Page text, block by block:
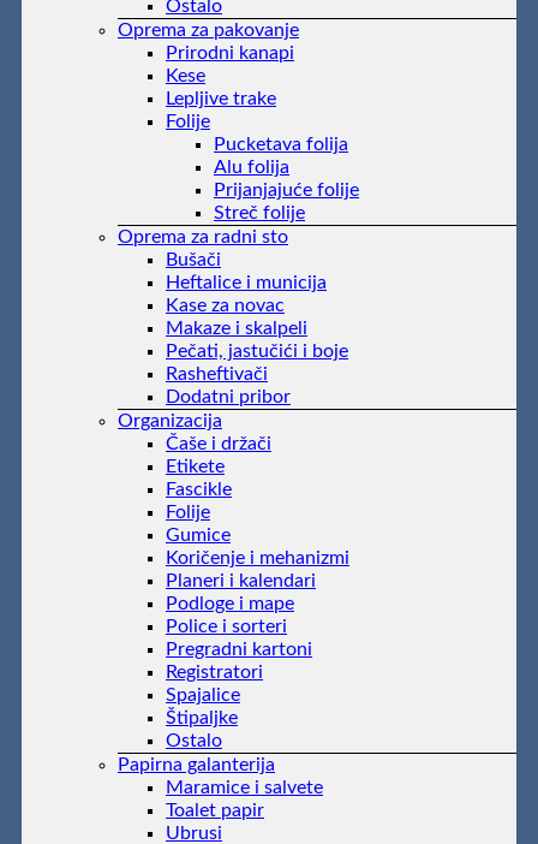
Ostalo
Oprema za pakovanje
Prirodni kanapi
Kese
Lepljive trake
Folije
Pucketava folija
Alu folija
Prijanjajuće folije
Streč folije
Oprema za radni sto
Bušači
Heftalice i municija
Kase za novac
Makaze i skalpeli
Pečati, jastučići i boje
Rasheftivači
Dodatni pribor
Organizacija
Čaše i držači
Etikete
Fascikle
Folije
Gumice
Koričenje i mehanizmi
Planeri i kalendari
Podloge i mape
Police i sorteri
Pregradni kartoni
Registratori
Spajalice
Štipaljke
Ostalo
Papirna galanterija
Maramice i salvete
Toalet papir
Ubrusi